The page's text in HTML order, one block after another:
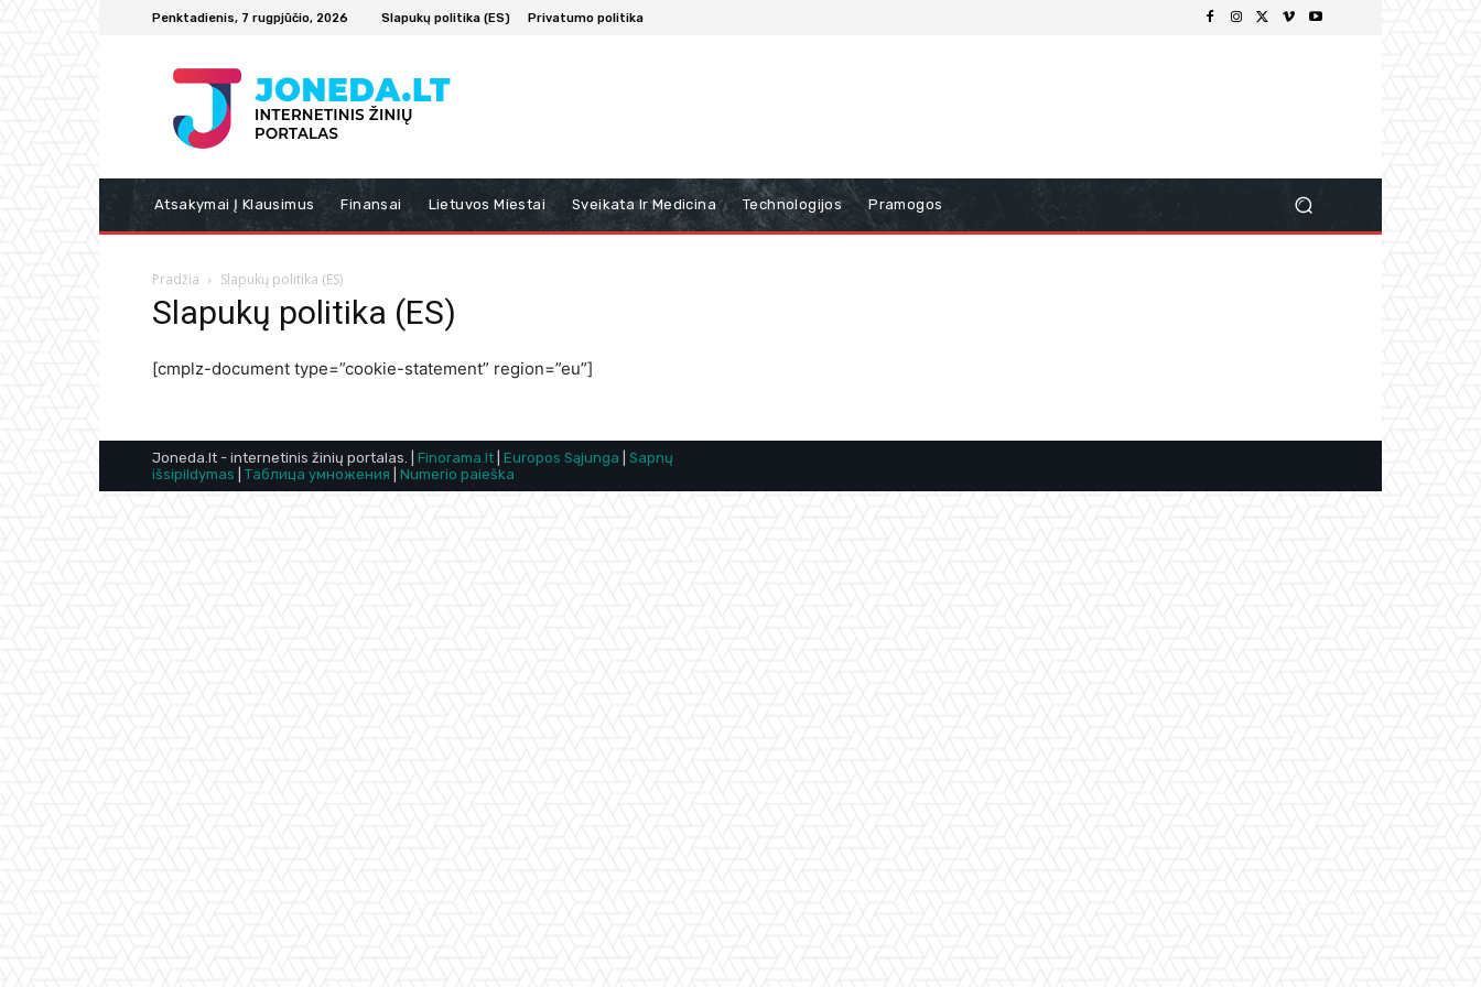
Penktadienis, 7 rugpjūčio, 2026 Slapukų politika (ES) Privatumo politika
Atsakymai Į Klausimus Finansai Lietuvos Miestai Sveikata Ir Medicina Technologijos Pramogos
Pradžia Slapukų politika (ES)
Slapukų politika (ES)
[cmplz-document type=”cookie-statement” region=”eu”]
Joneda.lt - internetinis žinių portalas. | Finorama.lt Europos Sąjunga
Sapnų
išsipildymas
Таблица умножения Numerio paieška